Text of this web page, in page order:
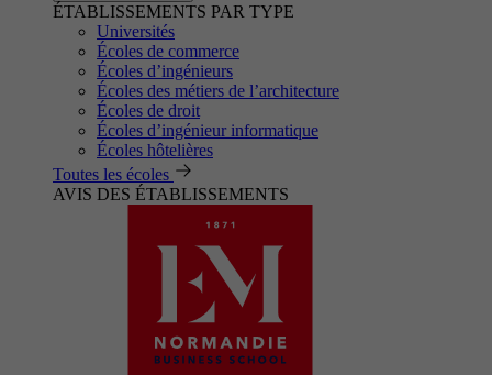
ÉTABLISSEMENTS PAR TYPE
Universités
Écoles de commerce
Écoles d’ingénieurs
Écoles des métiers de l’architecture
Écoles de droit
Écoles d’ingénieur informatique
Écoles hôtelières
Toutes les écoles
AVIS DES ÉTABLISSEMENTS